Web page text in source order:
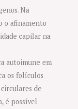
Na
o afinamento
capilar na
autoimune em
os folículos
de
é possível